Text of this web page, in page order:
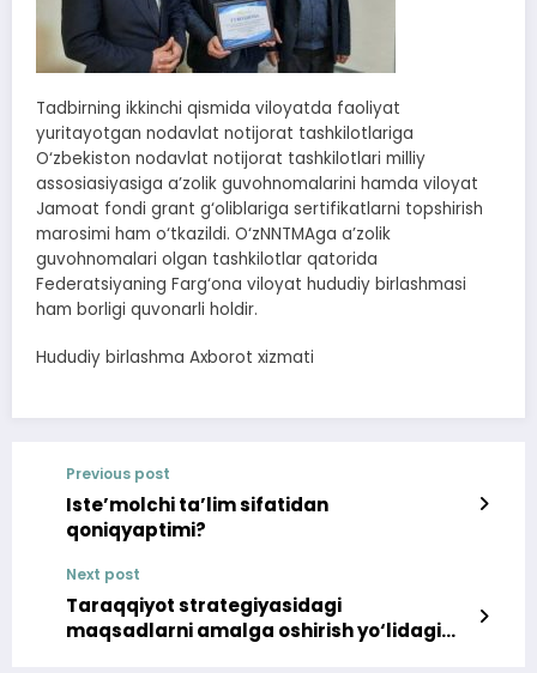
Tadbirning ikkinchi qismida viloyatda faoliyat
yuritayotgan nodavlat notijorat tashkilotlariga
O‘zbekiston nodavlat notijorat tashkilotlari milliy
assosiasiyasiga a’zolik guvohnomalarini hamda viloyat
Jamoat fondi grant g‘oliblariga sertifikatlarni topshirish
marosimi ham o‘tkazildi. O‘zNNTMAga a’zolik
guvohnomalari olgan tashkilotlar qatorida
Federatsiyaning Farg‘ona viloyat hududiy birlashmasi
ham borligi quvonarli holdir.
Hududiy birlashma Axborot xizmati
Previous post
Iste’molchi ta’lim sifatidan
qoniqyaptimi?
Next post
Taraqqiyot strategiyasidagi
maqsadlarni amalga oshirish yo‘lidagi